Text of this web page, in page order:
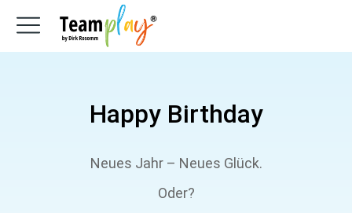
Happy Birthday
Neues Jahr – Neues Glück.
Oder?